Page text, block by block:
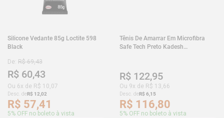
Silicone Vedante 85g Loctite 598
Black
De: R$ 69,43
R$ 60,43
Ou 6x de R$ 10,07
Desc. deR$ 12,02
R$ 57,41
5% OFF no boleto à vista
Tênis De Amarrar Em Microfibra
Safe Tech Preto Kadesh
R$ 122,95
Ou 9x de R$ 13,66
Desc. deR$ 6,15
R$ 116,80
5% OFF no boleto à vista